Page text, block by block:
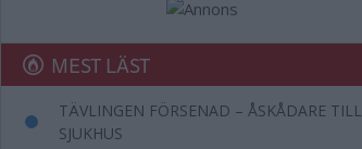
MEST LÄST
TÄVLINGEN FÖRSENAD – ÅSKÅDARE TILL
SJUKHUS